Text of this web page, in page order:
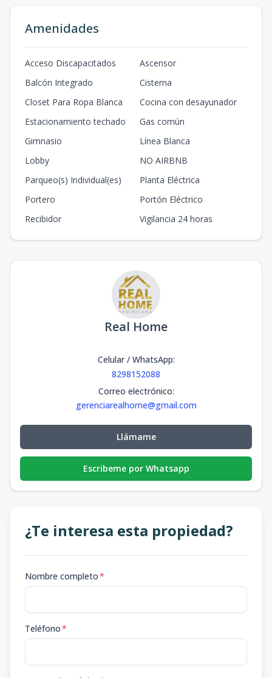
Amenidades
Acceso Discapacitados
Ascensor
Balcón Integrado
Cisterna
Closet Para Ropa Blanca
Cocina con desayunador
Estacionamiento techado
Gas común
Gimnasio
Línea Blanca
Lobby
NO AIRBNB
Parqueo(s) Individual(es)
Planta Eléctrica
Portero
Portón Eléctrico
Recibidor
Vigilancia 24 horas
Real Home
Celular / WhatsApp:
8298152088
Correo electrónico:
gerenciarealhome@gmail.com
Llámame
Escribeme por Whatsapp
¿Te interesa esta propiedad?
Nombre completo*
Teléfono*